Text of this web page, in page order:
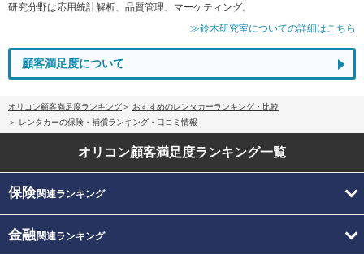
研究分野は応用統計解析、品質管理、マーケティング。
≫鈴木研究室についての詳細はこちら
顧客満足度について
オリコン顧客満足度ランキング
おすすめのレンタカーランキング・比較
レンタカーの保険・補償ランキング・口コミ情報
オリコン顧客満足度ランキング一覧
保険関連ランキング
金融関連ランキング